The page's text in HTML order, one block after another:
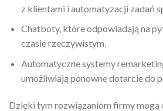
z klientami i automatyzacji zadań
Chatboty, które odpowiadają na
czasie rzeczywistym.
Automatyczne systemy
umożliwiają ponowne dotarcie do
Dzięki tym rozwiązaniom firmy mogą